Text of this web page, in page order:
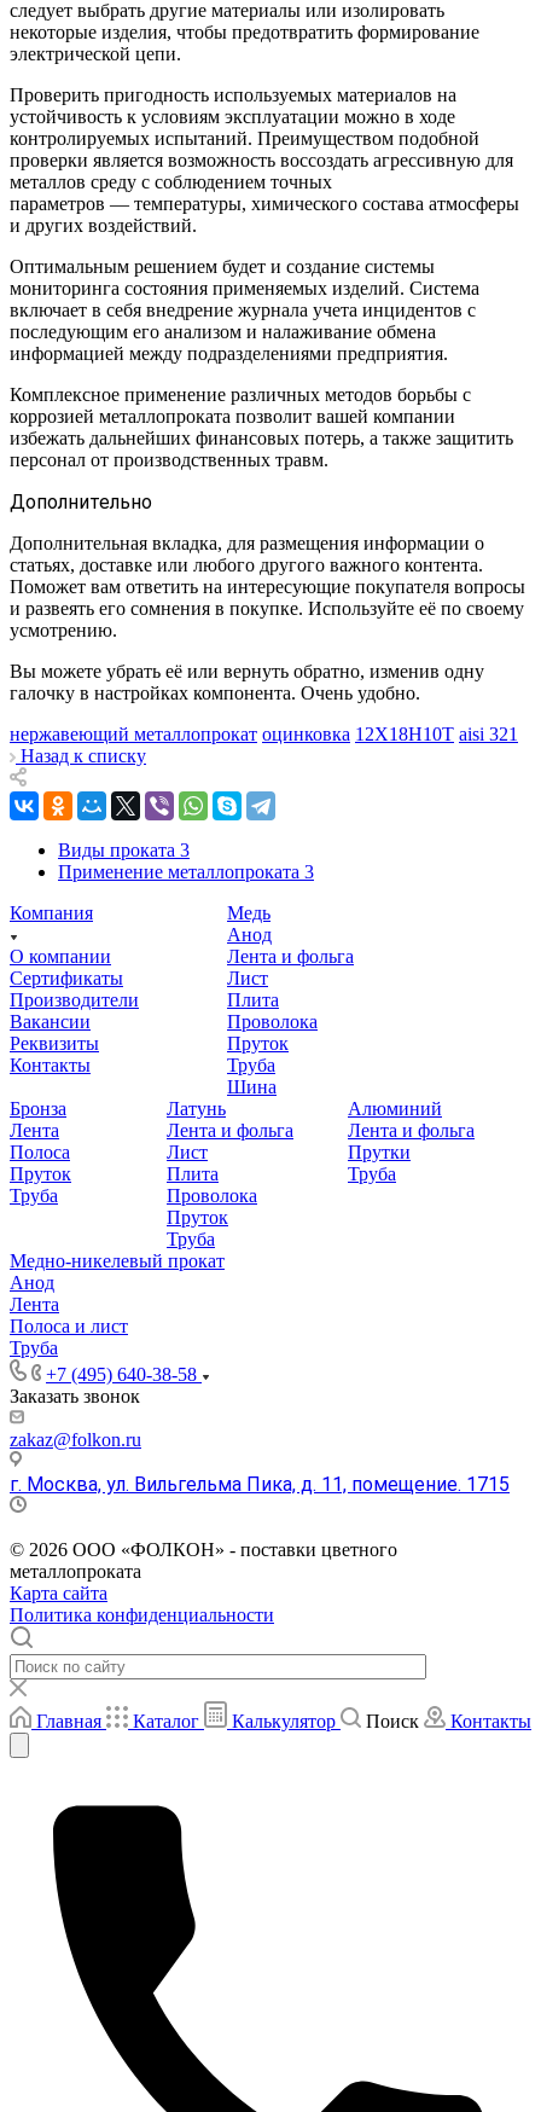
следует выбрать другие материалы или изолировать
некоторые изделия, чтобы предотвратить формирование
электрической цепи.
Проверить пригодность используемых материалов на
устойчивость к условиям эксплуатации можно в ходе
контролируемых испытаний. Преимуществом подобной
проверки является возможность воссоздать агрессивную для
металлов среду с соблюдением точных
параметров — температуры, химического состава атмосферы
и других воздействий.
Оптимальным решением будет и создание системы
мониторинга состояния применяемых изделий. Система
включает в себя внедрение журнала учета инцидентов с
последующим его анализом и налаживание обмена
информацией между подразделениями предприятия.
Комплексное применение различных методов борьбы с
коррозией металлопроката позволит вашей компании
избежать дальнейших финансовых потерь, а также защитить
персонал от производственных травм.
Дополнительно
Дополнительная вкладка, для размещения информации о
статьях, доставке или любого другого важного контента.
Поможет вам ответить на интересующие покупателя вопросы
и развеять его сомнения в покупке. Используйте её по своему
усмотрению.
Вы можете убрать её или вернуть обратно, изменив одну
галочку в настройках компонента. Очень удобно.
нержавеющий металлопрокат оцинковка 12Х18Н10Т aisi 321
Назад к списку
Виды проката 3
Применение металлопроката 3
Компания
О компании
Сертификаты
Производители
Вакансии
Реквизиты
Контакты
Медь
Анод
Лента и фольга
Лист
Плита
Проволока
Пруток
Труба
Шина
Бронза
Лента
Полоса
Пруток
Труба
Латунь
Лента и фольга
Лист
Плита
Проволока
Пруток
Труба
Алюминий
Лента и фольга
Прутки
Труба
Медно-никелевый прокат
Анод
Лента
Полоса и лист
Труба
+7 (495) 640-38-58
Заказать звонок
zakaz@folkon.ru
г. Москва, ул. Вильгельма Пика, д. 11, помещение. 1715
© 2026 ООО «ФОЛКОН» - поставки цветного
металлопроката
Карта сайта
Политика конфиденциальности
Главная Каталог Калькулятор Поиск Контакты